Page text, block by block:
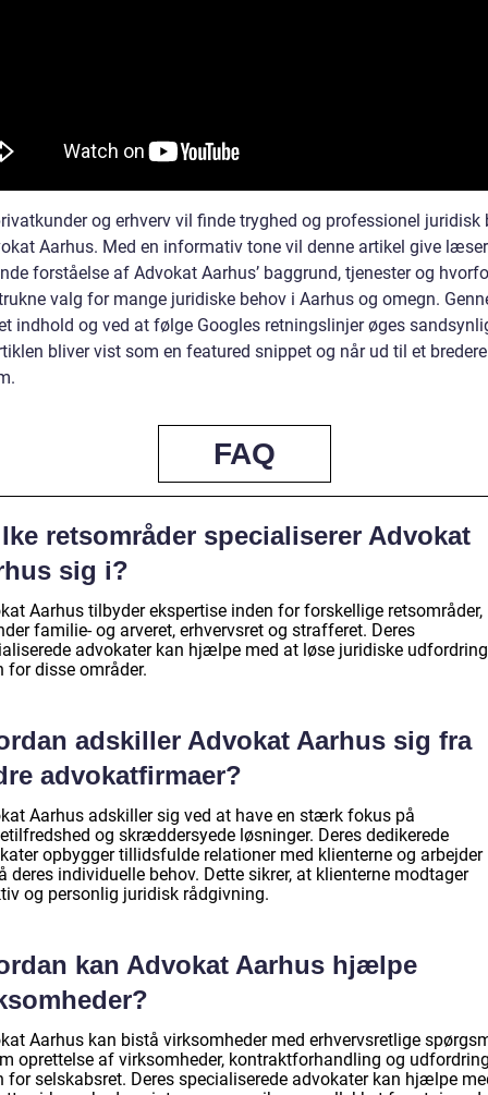
og erhverv vil finde tryghed og professionel juridisk
Aarhus. Med en informativ tone vil denne artikel give
forståelse af Advokat Aarhus’ baggrund, tjenester og
valg for mange juridiske behov i Aarhus og omegn.
indhold og ved at følge Googles retningslinjer øges
bliver vist som en featured snippet og når ud til et bredere
FAQ
retsområder specialiserer Advokat
sig i?
Aarhus tilbyder ekspertise inden for forskellige retsområder,
familie- og arveret, erhvervsret og strafferet. Deres
advokater kan hjælpe med at løse juridiske
for disse områder.
adskiller Advokat Aarhus sig fra
advokatfirmaer?
Aarhus adskiller sig ved at have en stærk fokus på
og skræddersyede løsninger. Deres dedikerede
opbygger tillidsfulde relationer med klienterne og arbejder
deres individuelle behov. Dette sikrer, at klienterne modtager
og personlig juridisk rådgivning.
kan Advokat Aarhus hjælpe
Aarhus kan bistå virksomheder med erhvervsretlige
oprettelse af virksomheder, kontraktforhandling og
for selskabsret. Deres specialiserede advokater kan hjælpe